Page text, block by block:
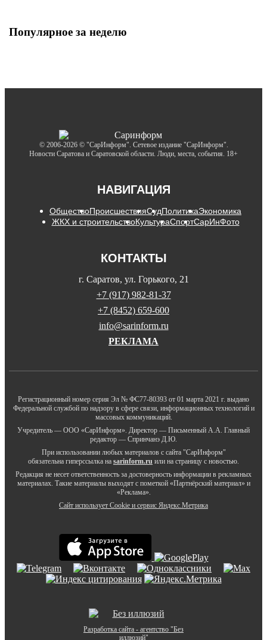
Популярное за неделю
© 2006-2026 © "СарИнформ". Сетевое издание "СарИнформ".
Новости Саратова и Саратовской области. Люди, места, события. 18+
НАВИГАЦИЯ
ОбществоПроисшествияСудПолитикаЭкономика
ЖКХ и строительствоКультураСпортСарИнФото
КОНТАКТЫ
г. Саратов, ул. Горького, 21
+7 (917) 982-81-37
+7 (8452) 659-600
info@sarinform.ru
РЕКЛАМА
Регистрационный номер серия Эл № ФС77-80393 от 01 марта 2021 г. выдано
Федеральной службой по надзору в сфере связи, информационных технологий и
массовых коммуникаций.
Учредитель — ООО «СарИнформ». Директор — Письменный А.А. Главный
редактор — Спринчанэ Д.Ю.
При использовании любых материалов с сайта "СарИнформ"
обязательна гиперссылка на sarinform.ru или на страницу с новостью.
Редакция не несет ответственность за достоверность информации в рекламных
материалах. Такие материалы выходят с пометкой «Партнёрский материал» и
«Реклама».
Сайт использует Cookie и сервиc Яндекс.Метрика
Разработка сайта - агентство "Без
иллюзий"